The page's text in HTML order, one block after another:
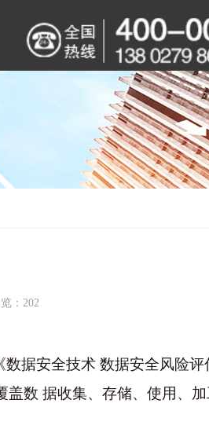
：202
据安全技术 数据安全风险
数 据收集、存储、使用、